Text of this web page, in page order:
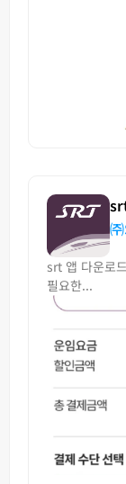
srt 앱 다운로
필요한...